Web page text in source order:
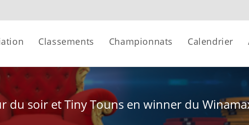
Classements Championnats Calendrier
du soir et Tiny Touns en winner du